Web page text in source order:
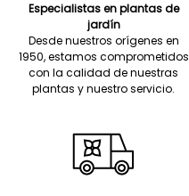
Especialistas en plantas de
jardín
Desde nuestros orígenes en
1950, estamos comprometidos
con la calidad de nuestras
plantas y nuestro servicio.